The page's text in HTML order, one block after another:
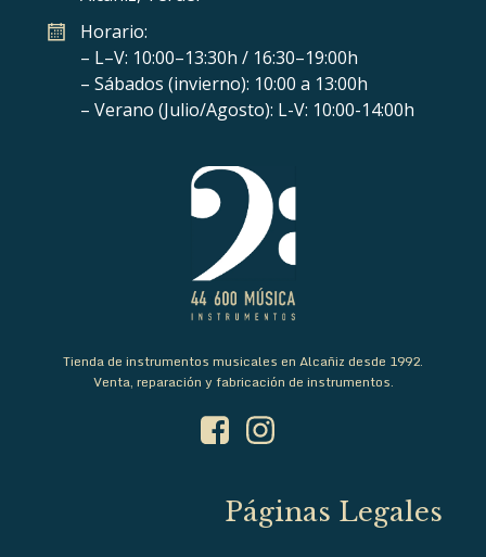
Horario:
– L–V: 10:00–13:30h / 16:30–19:00h
– Sábados (invierno): 10:00 a 13:00h
– Verano (Julio/Agosto): L-V: 10:00-14:00h
Tienda de instrumentos musicales en Alcañiz desde 1992.
Venta, reparación y fabricación de instrumentos.
Páginas Legales